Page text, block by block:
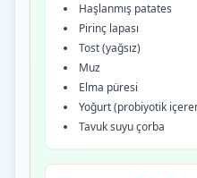
Haşlanmış patates
Pirinç lapası
Tost (yağsız)
Muz
Elma püresi
Yoğurt (probiyotik
Tavuk suyu çorba